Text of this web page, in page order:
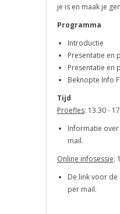
je is en maak je
Programma
Introductie
Presentatie en
Presentatie en
Beknopte Info
Tijd
Proefles: 13.30 -
Informatie over
mail.
Online infosessie:
De link voor
per mail.